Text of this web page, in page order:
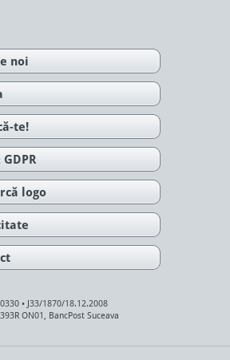
noi
te!
GDPR
logo
• J33/1870/18.12.2008
ON01, BancPost Suceava